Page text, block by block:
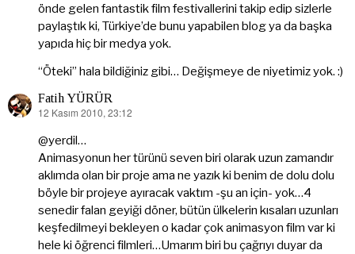
önde gelen fantastik film festivallerini takip edip sizlerle
paylaştık ki, Türkiye’de bunu yapabilen blog ya da başka
yapıda hiç bir medya yok.
“Öteki” hala bildiğiniz gibi… Değişmeye de niyetimiz yok. :)
Fatih YÜRÜR
dedi
12 Kasım 2010, 23:12
@yerdil…
Animasyonun her türünü seven biri olarak uzun zamandır
aklımda olan bir proje ama ne yazık ki benim de dolu dolu
böyle bir projeye ayıracak vaktım -şu an için- yok…4
senedir falan geyiği döner, bütün ülkelerin kısaları uzunları
keşfedilmeyi bekleyen o kadar çok animasyon film var ki
hele ki öğrenci filmleri…Umarım biri bu çağrıyı duyar da